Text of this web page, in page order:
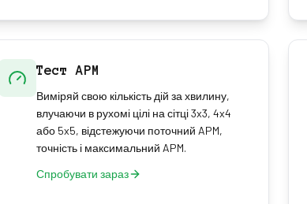
Тест APM
Виміряй свою кількість дій за хвилину,
влучаючи в рухомі цілі на сітці 3x3, 4x4
або 5x5, відстежуючи поточний APM,
точність і максимальний APM.
Спробувати зараз